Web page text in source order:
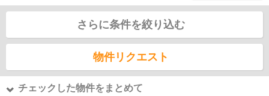
さらに条件を絞り込む
物件リクエスト
チェックした物件をまとめて